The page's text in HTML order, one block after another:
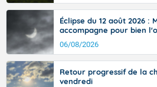
Éclipse du 12 août 2026 :
accompagne pour bien
06/08/2026
Retour progressif de la
vendredi